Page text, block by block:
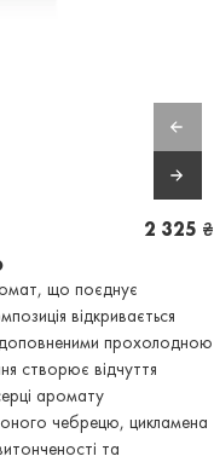
2 325 ₴
що поєднує
відкривається
прохолодною
створює відчуття
аромату
чебрецю, цикламена
та